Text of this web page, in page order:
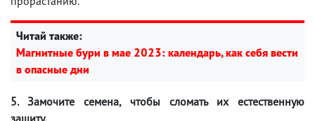
Читай также:
Магнитные бури в мае 2023: календарь, как себя вести
в опасные дни
5. Замочите семена, чтобы сломать их естественную
защиту.